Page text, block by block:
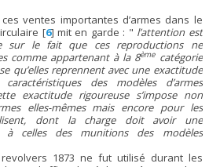
ventes importantes d’armes dans le
[6] mit en garde : " l’attention est
sur le fait que ces reproductions ne
comme appartenant à la 8èmecatégorie
qu’elles reprennent avec une exactitude
des modèles d’armes
exactitude rigoureuse s’impose non
elles-mêmes mais encore pour les
dont la charge doit avoir une
à celles des munitions des modèles
1873 ne fut utilisé durant les